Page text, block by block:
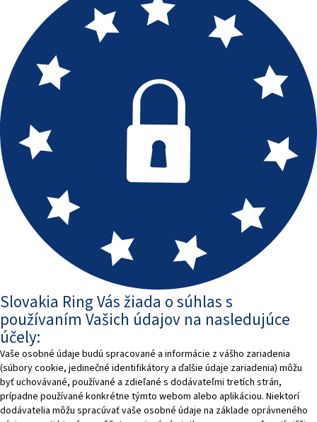
Slovakia Ring Vás žiada o súhlas s
používaním Vašich údajov na nasledujúce
účely:
Vaše osobné údaje budú spracované a informácie z vášho zariadenia
(súbory cookie, jedinečné identifikátory a ďalšie údaje zariadenia) môžu
byť uchovávané, používané a zdieľané s dodávateľmi tretích strán,
prípadne používané konkrétne týmto webom alebo aplikáciou. Niektorí
dodávatelia môžu spracúvať vaše osobné údaje na základe oprávneného